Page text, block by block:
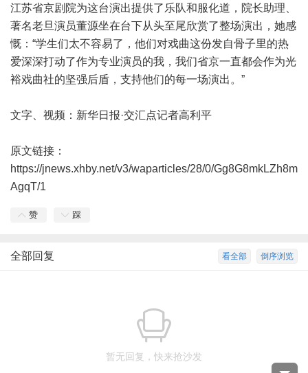
江苏省京剧院为这台演出提供了乐队和服化道，院长助理、
著名老旦演员董源坐在台下从头至尾欣赏了整场演出，她感
慨：“学生们太不容易了，他们对戏曲这份发自骨子里的热
爱深深打动了作为专业演员的我，我们省京一直都会作为光
裕戏曲社的坚强后盾，支持他们的每一场演出。”
文字、视频：新华日报·交汇点记者高利平
原文链接：
https://jnews.xhby.net/v3/waparticles/28/0/Gg8G8mkLZh8m
AgqT/1
赞 踩
倒序浏览
看全部
全部回复
暂无回复，快来抢沙发